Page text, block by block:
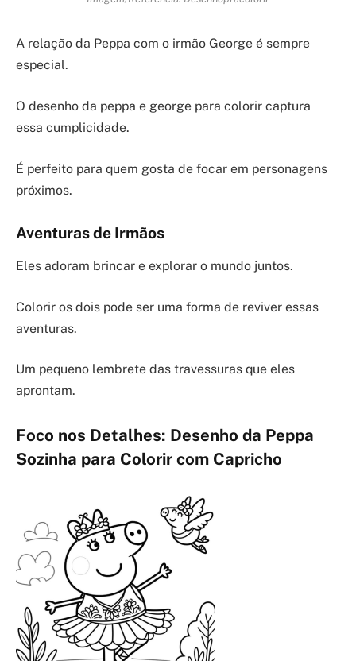
A relação da Peppa com o irmão George é sempre
especial.
O desenho da peppa e george para colorir captura
essa cumplicidade.
É perfeito para quem gosta de focar em personagens
próximos.
Aventuras de Irmãos
Eles adoram brincar e explorar o mundo juntos.
Colorir os dois pode ser uma forma de reviver essas
aventuras.
Um pequeno lembrete das travessuras que eles
aprontam.
Foco nos Detalhes: Desenho da Peppa
Sozinha para Colorir com Capricho